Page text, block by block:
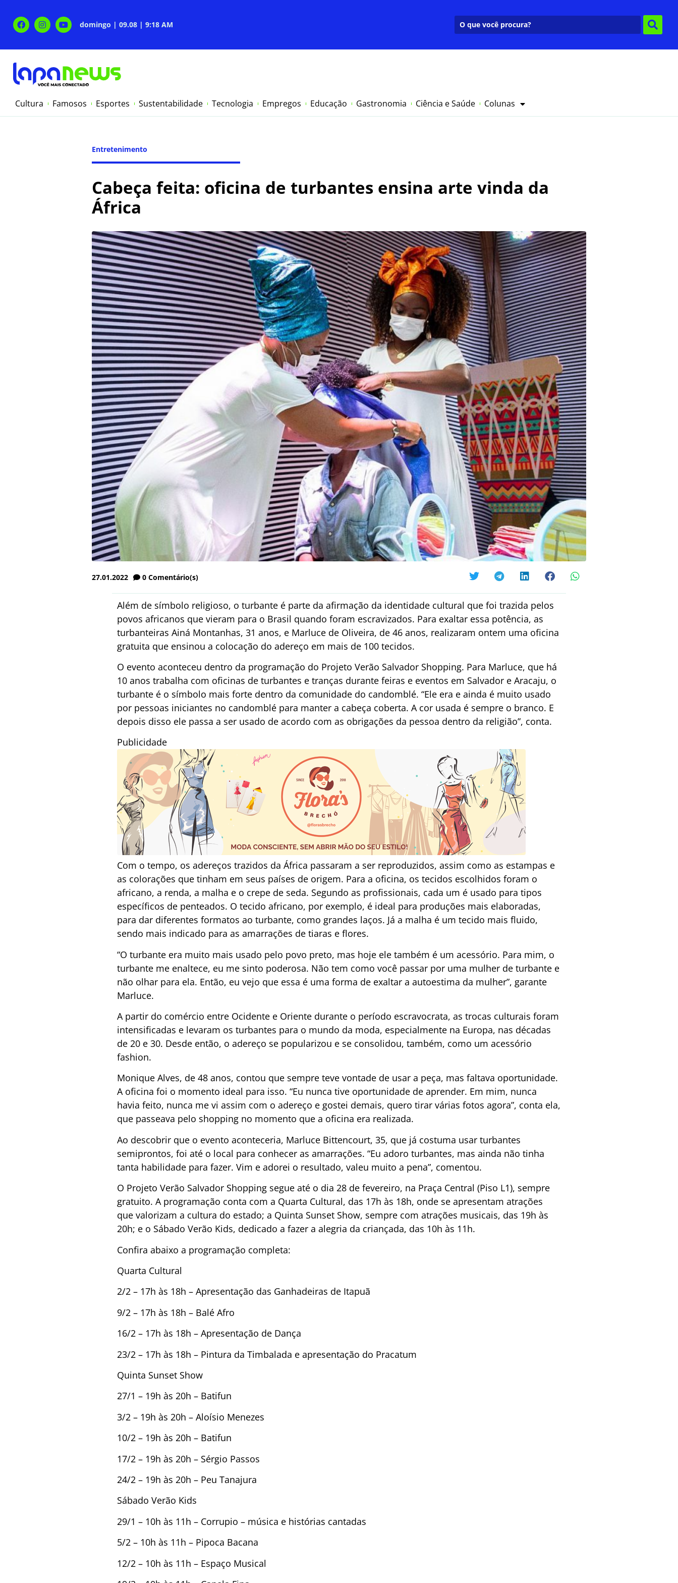
domingo | 09.08 | 9:18 AM
Cultura Famosos Esportes Sustentabilidade Tecnologia Empregos Educação Gastronomia Ciência e Saúde Colunas
Entretenimento
Cabeça feita: oficina de turbantes ensina arte vinda da
África
27.01.2022 0 Comentário(s)
Além de símbolo religioso, o turbante é parte da afirmação da identidade cultural que foi trazida pelos
povos africanos que vieram para o Brasil quando foram escravizados. Para exaltar essa potência, as
turbanteiras Ainá Montanhas, 31 anos, e Marluce de Oliveira, de 46 anos, realizaram ontem uma oficina
gratuita que ensinou a colocação do adereço em mais de 100 tecidos.
O evento aconteceu dentro da programação do Projeto Verão Salvador Shopping. Para Marluce, que há
10 anos trabalha com oficinas de turbantes e tranças durante feiras e eventos em Salvador e Aracaju, o
turbante é o símbolo mais forte dentro da comunidade do candomblé. “Ele era e ainda é muito usado
por pessoas iniciantes no candomblé para manter a cabeça coberta. A cor usada é sempre o branco. E
depois disso ele passa a ser usado de acordo com as obrigações da pessoa dentro da religião”, conta.
Publicidade
Com o tempo, os adereços trazidos da África passaram a ser reproduzidos, assim como as estampas e
as colorações que tinham em seus países de origem. Para a oficina, os tecidos escolhidos foram o
africano, a renda, a malha e o crepe de seda. Segundo as profissionais, cada um é usado para tipos
específicos de penteados. O tecido africano, por exemplo, é ideal para produções mais elaboradas,
para dar diferentes formatos ao turbante, como grandes laços. Já a malha é um tecido mais fluido,
sendo mais indicado para as amarrações de tiaras e flores.
“O turbante era muito mais usado pelo povo preto, mas hoje ele também é um acessório. Para mim, o
turbante me enaltece, eu me sinto poderosa. Não tem como você passar por uma mulher de turbante e
não olhar para ela. Então, eu vejo que essa é uma forma de exaltar a autoestima da mulher”, garante
Marluce.
A partir do comércio entre Ocidente e Oriente durante o período escravocrata, as trocas culturais foram
intensificadas e levaram os turbantes para o mundo da moda, especialmente na Europa, nas décadas
de 20 e 30. Desde então, o adereço se popularizou e se consolidou, também, como um acessório
fashion.
Monique Alves, de 48 anos, contou que sempre teve vontade de usar a peça, mas faltava oportunidade.
A oficina foi o momento ideal para isso. “Eu nunca tive oportunidade de aprender. Em mim, nunca
havia feito, nunca me vi assim com o adereço e gostei demais, quero tirar várias fotos agora”, conta ela,
que passeava pelo shopping no momento que a oficina era realizada.
Ao descobrir que o evento aconteceria, Marluce Bittencourt, 35, que já costuma usar turbantes
semiprontos, foi até o local para conhecer as amarrações. “Eu adoro turbantes, mas ainda não tinha
tanta habilidade para fazer. Vim e adorei o resultado, valeu muito a pena”, comentou.
O Projeto Verão Salvador Shopping segue até o dia 28 de fevereiro, na Praça Central (Piso L1), sempre
gratuito. A programação conta com a Quarta Cultural, das 17h às 18h, onde se apresentam atrações
que valorizam a cultura do estado; a Quinta Sunset Show, sempre com atrações musicais, das 19h às
20h; e o Sábado Verão Kids, dedicado a fazer a alegria da criançada, das 10h às 11h.
Confira abaixo a programação completa:
Quarta Cultural
2/2 – 17h às 18h – Apresentação das Ganhadeiras de Itapuã
9/2 – 17h às 18h – Balé Afro
16/2 – 17h às 18h – Apresentação de Dança
23/2 – 17h às 18h – Pintura da Timbalada e apresentação do Pracatum
Quinta Sunset Show
27/1 – 19h às 20h – Batifun
3/2 – 19h às 20h – Aloísio Menezes
10/2 – 19h às 20h – Batifun
17/2 – 19h às 20h – Sérgio Passos
24/2 – 19h às 20h – Peu Tanajura
Sábado Verão Kids
29/1 – 10h às 11h – Corrupio – música e histórias cantadas
5/2 – 10h às 11h – Pipoca Bacana
12/2 – 10h às 11h – Espaço Musical